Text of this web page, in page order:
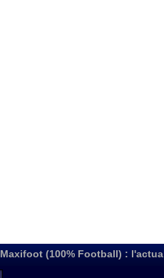
Maxifoot (100% Football) :